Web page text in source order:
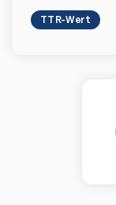
TTR-Wert